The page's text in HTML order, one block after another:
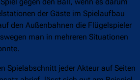
gegen den Ball, wenn es darum
der Gäste im Spielaufbau
den Außenbahnen die Flügelspieler
man in mehreren Situationen
Spielabschnitt jeder Akteur auf Seiten